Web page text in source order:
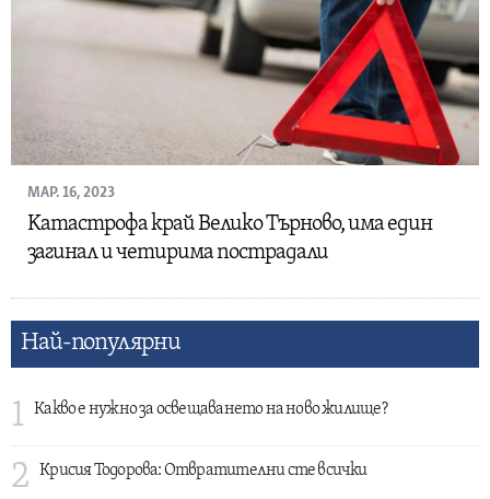
МАР. 16, 2023
Kaтастрофа край Велико Търново, има един
загинал и четирима пострадали
Най-популярни
1 Какво е нужно за освещаването на ново жилище?
2 Крисия Тодорова: Отвратителни сте всички